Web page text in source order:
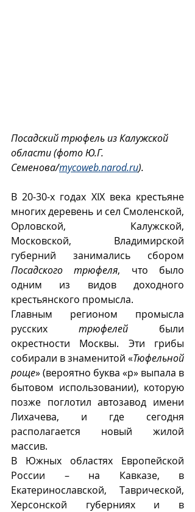
Посадский трюфель из Калужской
области (фото Ю.Г.
Семенова/mycoweb.narod.ru).
В 20-30-х годах XIX века крестьяне
многих деревень и сел Смоленской,
Орловской, Калужской,
Московской, Владимирской
Посадского трюфеля, что было
одним из видов доходного
крестьянского промысла.
Главным регионом промысла
русских трюфелей были
окрестности Москвы. Эти грибы
собирали в знаменитой «Тюфельной
роще» (вероятно буква «р» выпала в
бытовом использовании), которую
позже поглотил автозавод имени
Лихачева, и где сегодня
располагается новый жилой
массив.
В Южных областях Европейской
России – на Кавказе, в
Екатеринославской, Таврической,
Херсонской губерниях и в